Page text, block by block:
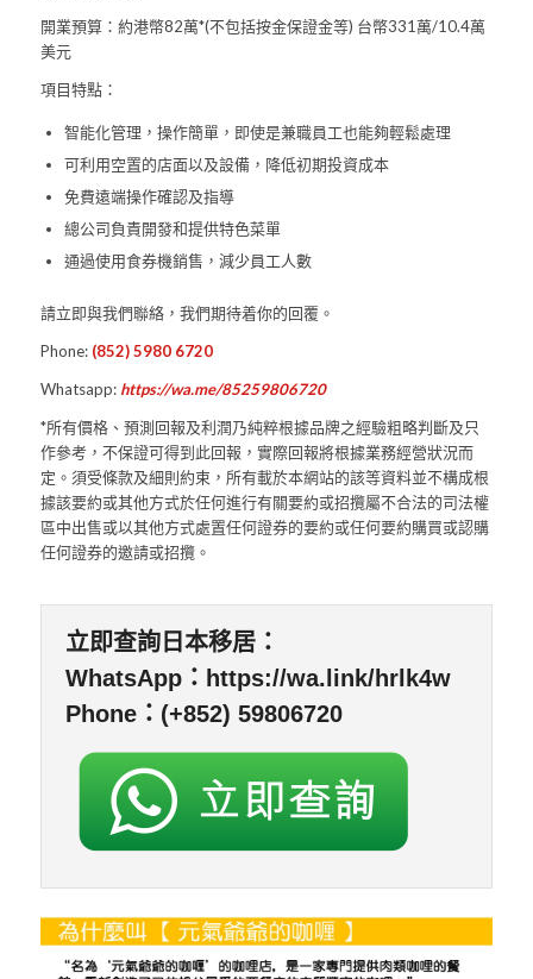
開業預算：約港幣82萬*(不包括按金保證金等) 台幣331萬/10.4萬
美元
項目特點：
智能化管理，操作簡單，即使是兼職員工也能夠輕鬆處理
可利用空置的店面以及設備，降低初期投資成本
免費遠端操作確認及指導
總公司負責開發和提供特色菜單
通過使用食券機銷售，減少員工人數
請立即與我們聯絡，我們期待着你的回覆。
Phone: (852) 5980 6720
Whatsapp: https://wa.me/85259806720
*所有價格、預測回報及利潤乃純粹根據品牌之經驗粗略判斷及只
作參考，不保證可得到此回報，實際回報將根據業務經營狀況而
定。須受條款及細則約束，所有載於本網站的該等資料並不構成根
據該要約或其他方式於任何進行有關要約或招攬屬不合法的司法權
區中出售或以其他方式處置任何證券的要約或任何要約購買或認購
任何證券的邀請或招攬。
立即查詢日本移居：
WhatsApp： https://wa.link/hrlk4w
Phone：(+852) 59806720